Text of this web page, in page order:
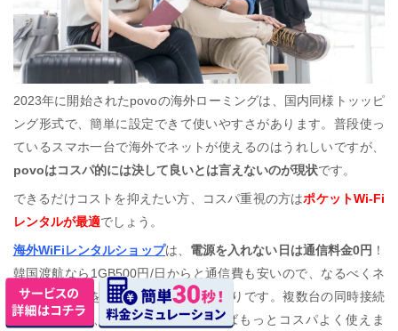
2023年に開始されたpovoの海外ローミングは、国内同様トッッピ
ング形式で、簡単に設定できて使いやすさがあります。普段使っ
ているスマホ一台で海外でネットが使えるのはうれしいですが、
povoはコスパ的には決して良いとは言えないのが現状です。
できるだけコストを抑えたい方、コスパ重視の方はポケットWi-Fi
レンタルが最適でしょう。
海外WiFiレンタルショップは、 電源を入れない日は通信料金0円 ！
韓国渡航なら1GB500円/日からと通信費も安いので、なるべくネ
ットのコストを抑えたい方にもぴったりです。複数台の同時接続
も可能なので、複数人でシェアすればもっとコスパよく使えま